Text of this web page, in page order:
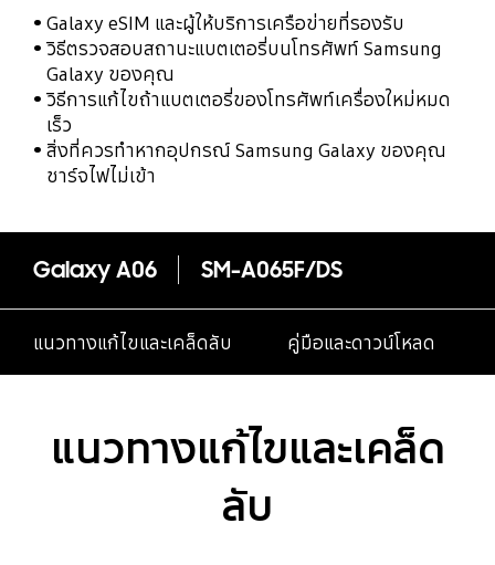
Galaxy eSIM และผู้ให้บริการเครือข่ายที่รองรับ
วิธีตรวจสอบสถานะแบตเตอรี่บนโทรศัพท์ Samsung
Galaxy ของคุณ
วิธีการแก้ไขถ้าแบตเตอรี่ของโทรศัพท์เครื่องใหม่หมด
เร็ว
สิ่งที่ควรทำหากอุปกรณ์ Samsung Galaxy ของคุณ
ชาร์จไฟไม่เข้า
Galaxy A06 SM-A065F/DS
แนวทางแก้ไขและเคล็ดลับ คู่มือและดาวน์โหลด
แนวทางแก้ไขและเคล็ด
ลับ